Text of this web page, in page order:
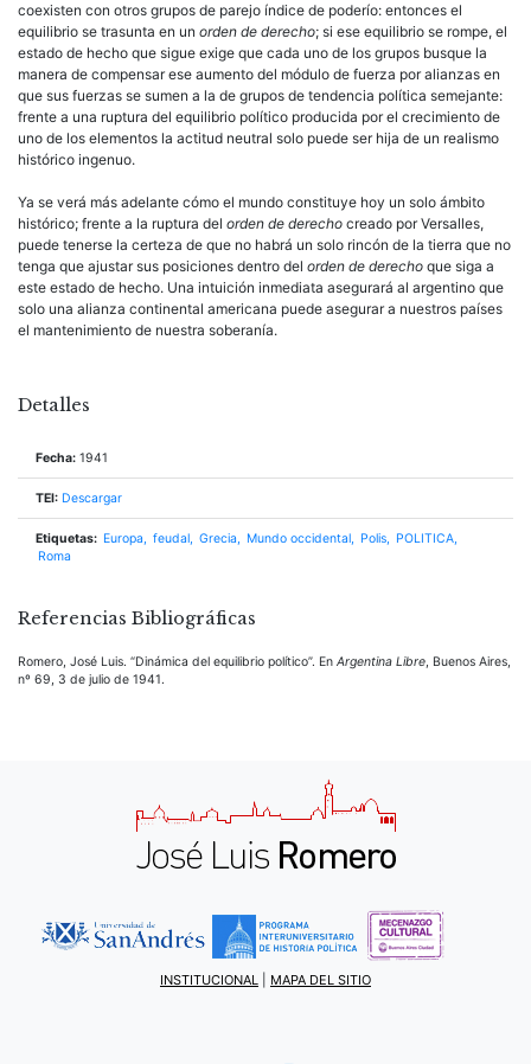
coexisten con otros grupos de parejo índice de poderío: entonces el
equilibrio se trasunta en un orden de derecho; si ese equilibrio se rompe, el
estado de hecho que sigue exige que cada uno de los grupos busque la
manera de compensar ese aumento del módulo de fuerza por alianzas en
que sus fuerzas se sumen a la de grupos de tendencia política semejante:
frente a una ruptura del equilibrio político producida por el crecimiento de
uno de los elementos la actitud neutral solo puede ser hija de un realismo
histórico ingenuo.
Ya se verá más adelante cómo el mundo constituye hoy un solo ámbito
histórico; frente a la ruptura del orden de derecho creado por Versalles,
puede tenerse la certeza de que no habrá un solo rincón de la tierra que no
tenga que ajustar sus posiciones dentro del orden de derecho que siga a
este estado de hecho. Una intuición inmediata asegurará al argentino que
solo una alianza continental americana puede asegurar a nuestros países
el mantenimiento de nuestra soberanía.
Detalles
Fecha: 1941
TEI: Descargar
Etiquetas: Europa feudal Grecia Mundo occidental Polis
POLITICA
Roma
Referencias Bibliográficas
Romero, José Luis. “Dinámica del equilibrio político”. En Argentina Libre, Buenos Aires,
nº 69, 3 de julio de 1941.
INSTITUCIONAL MAPA DEL SITIO